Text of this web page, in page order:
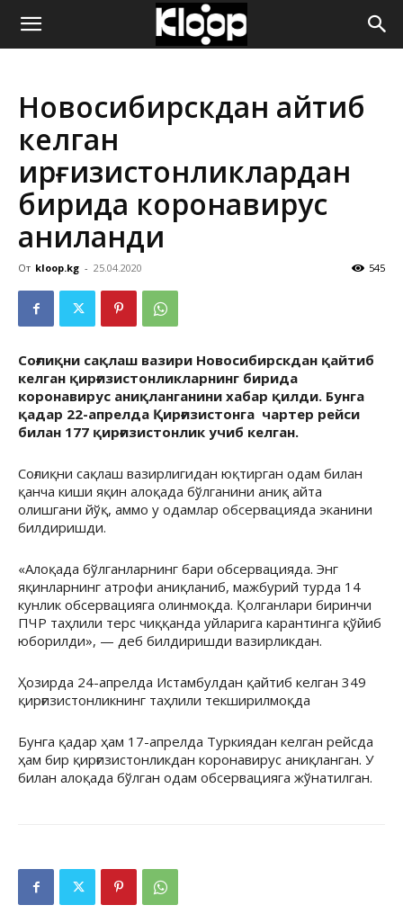
ҚИРҒИЗИСТОН
ЯНГИЛИКЛАРИ
Новосибирскдан қайтиб
келган
қирғизистонликлардан
бирида коронавирус
аниқланди
От kloop.kg - 25.04.2020 545
Соғлиқни сақлаш вазири Новосибирскдан қайтиб
келган қирғизистонликларнинг бирида
коронавирус аниқланганини хабар қилди. Бунга
қадар 22-апрелда Қирғизистонга чартер рейси
билан 177 қирғизистонлик учиб келган.
Соғлиқни сақлаш вазирлигидан юқтирган одам билан
қанча киши яқин алоқада бўлганини аниқ айта
олишгани йўқ, аммо у одамлар обсервацияда эканини
билдиришди.
«Алоқада бўлганларнинг бари обсервацияда. Энг
яқинларнинг атрофи аниқланиб, мажбурий турда 14
кунлик обсервацияга олинмоқда. Қолганлари биринчи
ПЧР таҳлили терс чиққанда уйларига карантинга қўйиб
юборилди», — деб билдиришди вазирликдан.
Ҳозирда 24-апрелда Истамбулдан қайтиб келган 349
қирғизистонликнинг таҳлили текширилмоқда
Бунга қадар ҳам 17-апрелда Туркиядан келган рейсда
ҳам бир қирғизистонликдан коронавирус аниқланган. У
билан алоқада бўлган одам обсервацияга жўнатилган.